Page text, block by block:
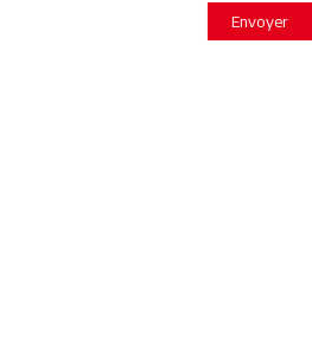
Envoyer